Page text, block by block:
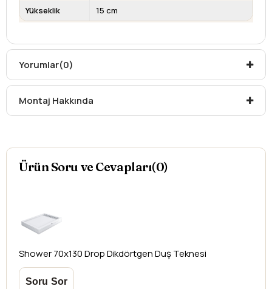
Yükseklik
15 cm
mesafelere göre değişiklik gösterebilir.
Kargo teslimatlarında mesafelerden dolayı
Kargonuzu teslim alırken hasarlı olabileceğini
düşündüğünüz ürünler için
yazdırmanız gerekmektedir.
Yorumlar(0)
Montaj Hakkında
Ürün Soru ve Cevapları(0)
Shower70x130 Drop Dikdörtgen Duş Teknesi